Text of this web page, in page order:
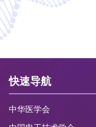
快速导航
中华医学会